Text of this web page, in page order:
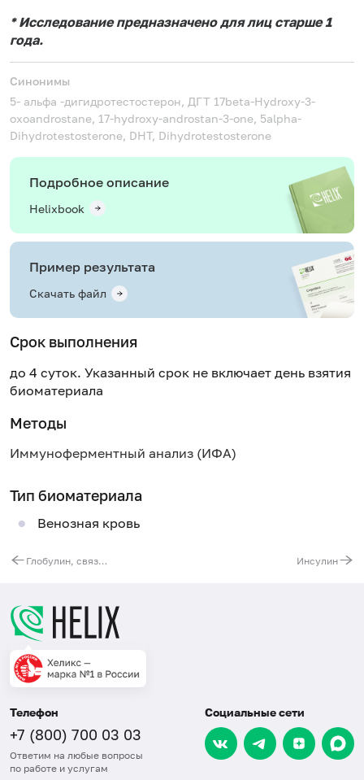
* Исследование предназначено для лиц старше 1
года.
Синонимы
5- альфа -дигидротестостерон, ДГТ 17beta-Hydroxy-3-
oxoandrostane, 17-hydroxy-androstan-3-one, 5alpha-
Dihydrotestosterone, DHT, Dihydrotestosterone
Подробное описание
Helixbook
Пример результата
Скачать файл
Срок выполнения
до 4 суток. Указанный срок не включает день взятия
биоматериала
Методы
Иммуноферментный анализ (ИФА)
Тип биоматериала
Венозная кровь
Глобулин, связывающий половые гормоны (ГСПГ) Инсулин
Телефон
+7 (800) 700 03 03
Ответим на любые вопросы
по работе и услугам
Социальные сети